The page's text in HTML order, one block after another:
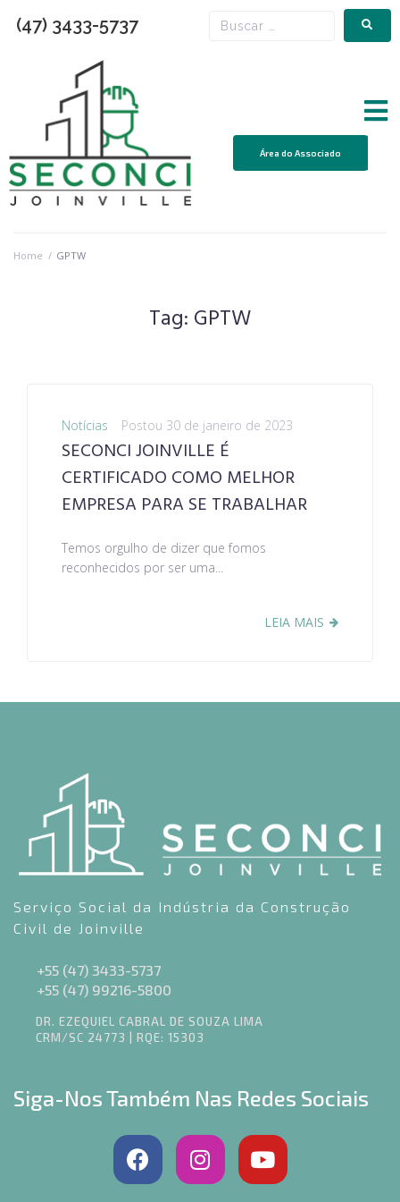
(47) 3433-5737
Área do Associado
Home / GPTW
Tag: GPTW
Notícias Postou 30 de janeiro de 2023
SECONCI JOINVILLE É
CERTIFICADO COMO MELHOR
EMPRESA PARA SE TRABALHAR
Temos orgulho de dizer que fomos
reconhecidos por ser uma...
LEIA MAIS
Serviço Social da Indústria da Construção
Civil de Joinville
+55 (47) 3433-5737
+55 (47) 99216-5800
DR. EZEQUIEL CABRAL DE SOUZA LIMA
CRM/SC 24773 | RQE: 15303
Siga-Nos Também Nas Redes Sociais